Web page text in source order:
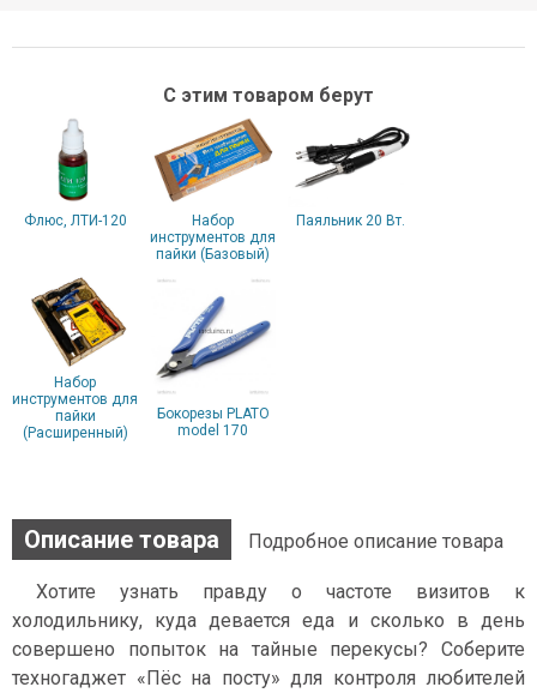
С этим товаром берут
Флюс, ЛТИ-120
Набор
инструментов для
пайки (Базовый)
Паяльник 20 Вт.
Набор
инструментов для
пайки
(Расширенный)
Бокорезы PLATO
model 170
Описание товара Подробное описание товара
Хотите узнать правду о частоте визитов к
холодильнику, куда девается еда и сколько в день
совершено попыток на тайные перекусы? Соберите
техногаджет «Пёс на посту» для контроля любителей